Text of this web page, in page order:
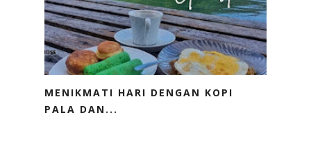
MENIKMATI HARI DENGAN KOPI
PALA DAN...